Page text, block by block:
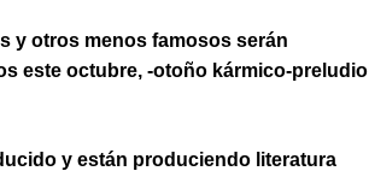
y otros menos famosos serán
este octubre, -otoño kármico-preludio
y están produciendo literatura